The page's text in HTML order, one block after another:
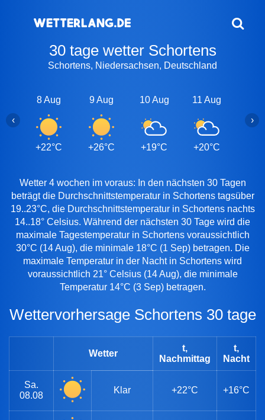
30 tage wetter Schortens
Schortens, Niedersachsen, Deutschland
8 Aug
+22°C
9 Aug
+26°C
10 Aug
+19°C
11 Aug
+20°C
‹ ›
Wetter 4 wochen im voraus: In den nächsten 30 Tagen
beträgt die Durchschnittstemperatur in Schortens tagsüber
19..23°C, die Durchschnittstemperatur in Schortens nachts
14..18° Celsius. Während der nächsten 30 Tage wird die
maximale Tagestemperatur in Schortens voraussichtlich
30°C (14 Aug), die minimale 18°C (1 Sep) betragen. Die
maximale Temperatur in der Nacht in Schortens wird
voraussichtlich 21° Celsius (14 Aug), die minimale
Temperatur 14°C (3 Sep) betragen.
Wettervorhersage Schortens 30 tage
Wetter
t,
Nachmittag
t,
Nacht
Sa.
08.08
Klar +22°C +16°C